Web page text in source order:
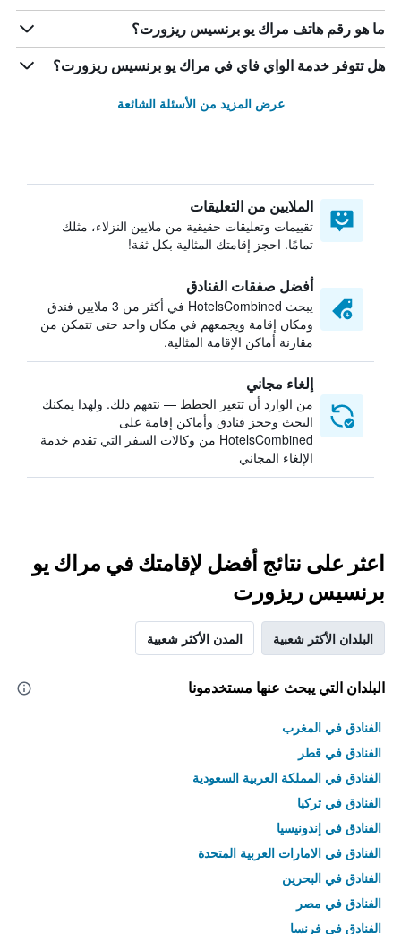
ما هو رقم هاتف مراك يو برنسيس ريزورت؟
هل تتوفر خدمة الواي فاي في مراك يو برنسيس ريزورت؟
عرض المزيد من الأسئلة الشائعة
الملايين من التعليقات
تقييمات وتعليقات حقيقية من ملايين النزلاء، مثلك
تمامًا. احجز إقامتك المثالية بكل ثقة!
أفضل صفقات الفنادق
يبحث HotelsCombined في أكثر من 3 ملايين فندق
ومكان إقامة ويجمعهم في مكان واحد حتى تتمكن من
مقارنة أماكن الإقامة المثالية.
إلغاء مجاني
من الوارد أن تتغير الخطط — نتفهم ذلك. ولهذا يمكنك
البحث وحجز فنادق وأماكن إقامة على
HotelsCombined من وكالات السفر التي تقدم خدمة
الإلغاء المجاني
اعثر على نتائج أفضل لإقامتك في مراك يو
برنسيس ريزورت
البلدان الأكثر شعبية المدن الأكثر شعبية
البلدان التي يبحث عنها مستخدمونا
الفنادق في المغرب
الفنادق في قطر
الفنادق في المملكة العربية السعودية
الفنادق في تركيا
الفنادق في إندونيسيا
الفنادق في الامارات العربية المتحدة
الفنادق في البحرين
الفنادق في مصر
الفنادق في فرنسا